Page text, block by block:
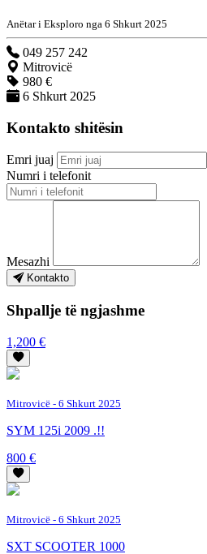
Anëtar i Eksploro nga 6 Shkurt 2025
049 257 242
Mitrovicë
980 €
6 Shkurt 2025
Kontakto shitësin
Emri juaj
Numri i telefonit
Mesazhi
Kontakto
Shpallje të ngjashme
1,200 €
Mitrovicë - 6 Shkurt 2025
SYM 125i 2009 .!!
800 €
Mitrovicë - 6 Shkurt 2025
SXT SCOOTER 1000